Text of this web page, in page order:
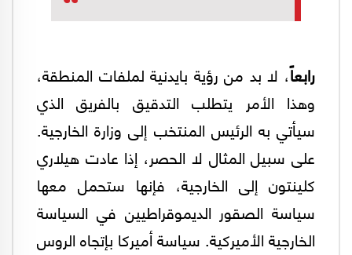
رابعاً، لا بد من رؤية بايدنية لملفات المنطقة،
وهذا الأمر يتطلب التدقيق بالفريق الذي
سيأتي به الرئيس المنتخب إلى وزارة الخارجية.
على سبيل المثال لا الحصر، إذا عادت هيلاري
كلينتون إلى الخارجية، فإنها ستحمل معها
سياسة الصقور الديموقراطيين في السياسة
الخارجية الأميركية. سياسة أميركا بإتجاه الروس